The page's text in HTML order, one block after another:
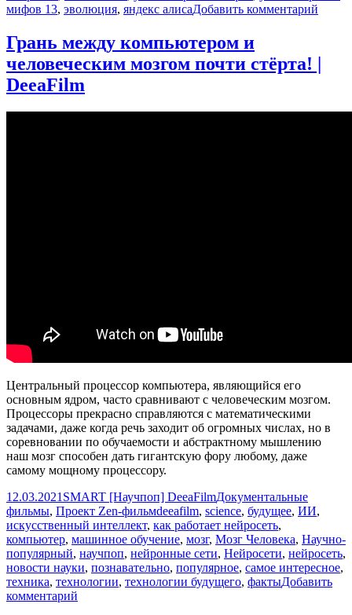
мифов 13, эволюция, яндекс алисаДобавить комментарий
Грань между компьютером и
человеческим мозгом почти стёрта! |
DeeaFilm
Центральный процессор компьютера, являющийся его
основным ядром, часто сравнивают с человеческим мозгом.
Процессоры прекрасно справляются с математическими
задачами, даже когда речь заходит об огромных числах, но в
соревновании по обучаемости и абстрактному мышлению
наш мозг способен дать гигантскую фору любому, даже
самому мощному процессору.
Опубликовано
12.03.2021 Автор
SMART [Научпоп] DeeaFilmРубрики
Документальные
фильмы, Проект Zen-фильмМетки
deeafilm, science, будущее, ИИ,
искусственный интеллект, как работает нейросеть,
компьютер, машинное обучение, мозг, Мозг Человека, Научно-
популярный, научпоп, нейронные сети, Нейросети, нейросеть,
новости науки, познавательно, популярное, самое интересное,
техника, технологии, технологии будущего, фактыДобавить
комментарий